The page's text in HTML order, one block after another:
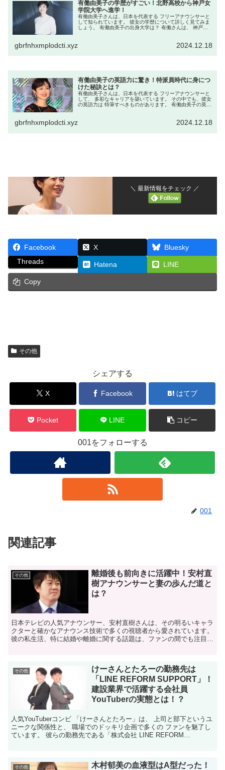
有働由美子の学歴がすごい！北野高校から神戸女
学院大学へ進学！
有働由美子さんは、日本を代表する フリーアナウンサーと
して知られています。 彼女の学歴について詳しく見てみま
しょう。 有働由美子の出身大学は？ 有働さんは、 神戸女
gbrfnhxmplodcti.xyz 2024.12.18
有働由美子の英語力に驚き！特派員時代に身につ
けた秘訣とは？
有働由美子さんは、日本を代表する フリーアナウンサーと
して、 多彩なキャリアを築いています。 その中でも、彼女
の英語力は 特筆すべきものがあります。 有働由美子の英語
gbrfnhxmplodcti.xyz 2024.12.18
＼ 最新情報をチェック ／
Facebook X
Bluesky
Threads
Hatena LINE
Copy
その他
シェアする
X Facebook はてブ
Pocket LINE コピー
001をフォローする
001
関連記事
その他
離婚後も前向きに活躍中！安村直
樹アナウンサーと妻の歩んだ道と
は？
​日本テレビの人気アナウンサー、安村直樹さんは、その明るいキャラ
クターと確かなアナウンス技術で多くの視聴者から愛されています。​
彼の私生活、特に結婚や離婚に関する話題は、ファンの間でも注目さ
その他
けーさんとたろーの勤務先は
「LINE REFORM SUPPORT」！
建設業界で活躍する会社員
YouTuberの実態とは！？
人気YouTuberコンビ 「けーさんとたろー」は、 上司と部下というユ
ニークな関係性と、 職場でのドッキリ企画で多くの ファンを魅了し
ています。 彼らの勤務先である「株式会社 LINE REFORM
その他
木村郁美の血液型はA型だった！